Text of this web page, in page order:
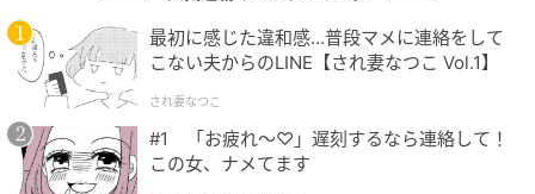
最初に感じた違和感…普段マメに連絡をして
こない夫からのLINE【され妻なつこ Vol.1】
され妻なつこ
#1 「お疲れ〜♡」遅刻するなら連絡して！
この女、ナメてます